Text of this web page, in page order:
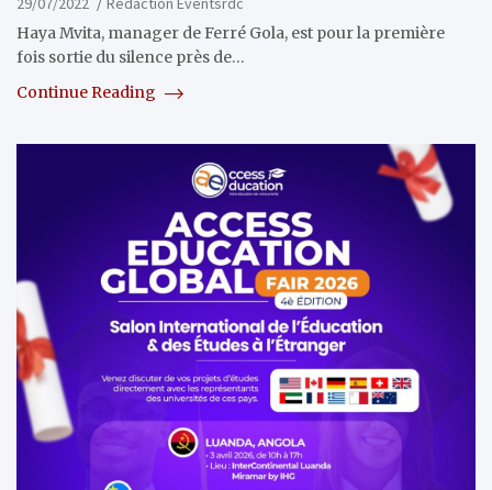
Haya Mvita, manager de Ferré Gola, est pour la première
fois sortie du silence près de…
Continue Reading